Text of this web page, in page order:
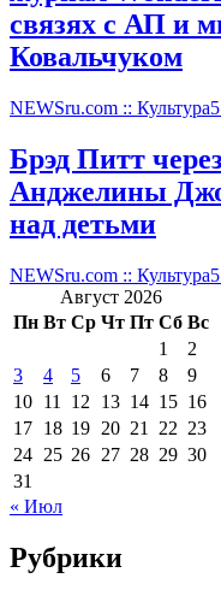
связях с АП и
Ковальчуком
NEWSru.com :: Культура
Брэд Питт
Анджелины
над детьми
NEWSru.com :: Культура
Август 2026
Пн Вт Ср Чт Пт Сб Вс
1
2
3
4 5 6 7 8
9
10 11 12 13 14 15 16
17 18 19 20 21 22 23
24 25 26 27 28 29 30
31
« Июл
Рубрики